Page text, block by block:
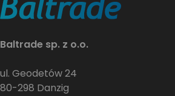
Baltrade sp. z o.o.
ul. Geodetów 24
80-298 Danzig